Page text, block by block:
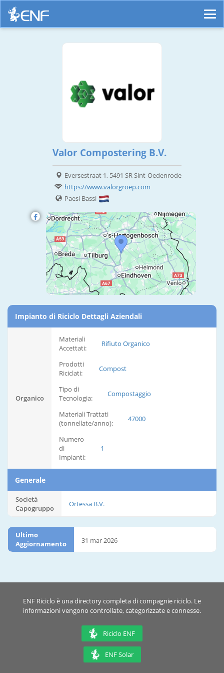
Valor Compostering B.V.
Eversestraat 1, 5491 SR Sint-Oedenrode
https://www.valorgroep.com
Paesi Bassi
Impianto di Riciclo Dettagli Aziendali
Organico
Materiali
Accettati:
Rifiuto Organico
Prodotti
Riciclati:
Compost
Tipo di
Tecnologia:
Compostaggio
Materiali Trattati
(tonnellate/anno):
47000
Numero
di
Impianti:
1
Generale
Società
Capogruppo
Ortessa B.V.
Ultimo
Aggiornamento
31 mar 2026
ENF Riciclo è una directory completa di compagnie riciclo. Le
informazioni vengono controllate, categorizzate e connesse.
Riciclo ENF
ENF Solar